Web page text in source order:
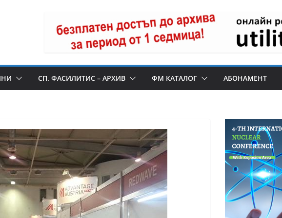
СП. ФАСИЛИТИС – АРХИВ ФМ КАТАЛОГ АБОНАМЕНТ